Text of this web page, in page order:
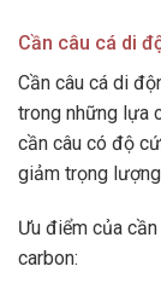
Cần câu cá di
Cần câu cá di
trong những lựa
cần câu có độ
giảm trọng
Ưu điểm của
carbon: